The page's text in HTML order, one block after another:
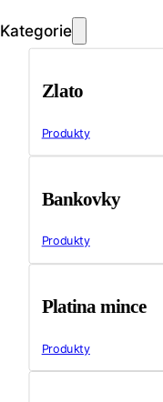
Kategorie
Zlato
Produkty
Bankovky
Produkty
Platina mince
Produkty